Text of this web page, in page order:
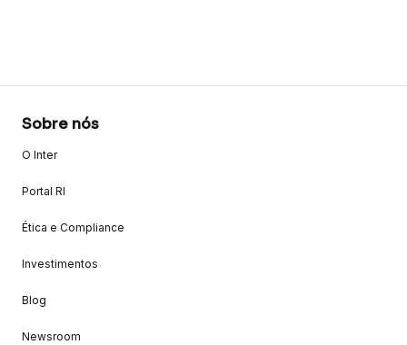
Sobre nós
O Inter
Portal RI
Ética e Compliance
Investimentos
Blog
Newsroom